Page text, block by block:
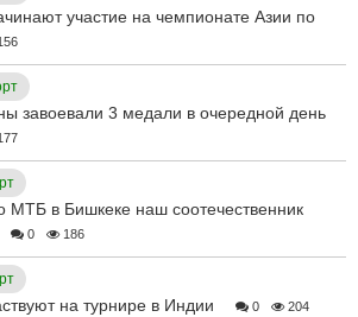
участие на чемпионате Азии по
завоевали 3 медали в очередной день
МТБ в Бишкеке наш соотечественник
0 186
на турнире в Индии 0 204